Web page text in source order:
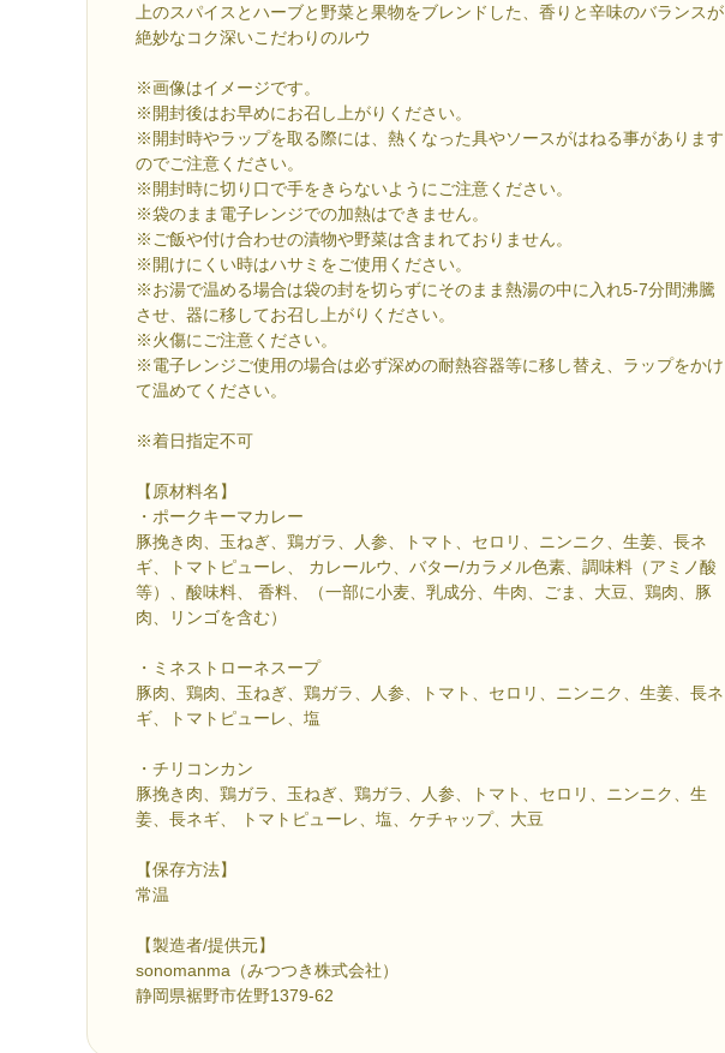
上のスパイスとハーブと野菜と果物をブレンドした、香りと辛味のバランスが
絶妙なコク深いこだわりのルウ
※画像はイメージです。
※開封後はお早めにお召し上がりください。
※開封時やラップを取る際には、熱くなった具やソースがはねる事があります
のでご注意ください。
※開封時に切り口で手をきらないようにご注意ください。
※袋のまま電子レンジでの加熱はできません。
※ご飯や付け合わせの漬物や野菜は含まれておりません。
※開けにくい時はハサミをご使用ください。
※お湯で温める場合は袋の封を切らずにそのまま熱湯の中に入れ5-7分間沸騰
させ、器に移してお召し上がりください。
※火傷にご注意ください。
※電子レンジご使用の場合は必ず深めの耐熱容器等に移し替え、ラップをかけ
て温めてください。
※着日指定不可
【原材料名】
・ポークキーマカレー
豚挽き肉、玉ねぎ、鶏ガラ、人参、トマト、セロリ、ニンニク、生姜、長ネ
ギ、トマトピューレ、 カレールウ、バター/カラメル色素、調味料（アミノ酸
等）、酸味料、 香料、（一部に小麦、乳成分、牛肉、ごま、大豆、鶏肉、豚
肉、リンゴを含む）
・ミネストローネスープ
豚肉、鶏肉、玉ねぎ、鶏ガラ、人参、トマト、セロリ、ニンニク、生姜、長ネ
ギ、トマトピューレ、塩
・チリコンカン
豚挽き肉、鶏ガラ、玉ねぎ、鶏ガラ、人参、トマト、セロリ、ニンニク、生
姜、長ネギ、 トマトピューレ、塩、ケチャップ、大豆
【保存方法】
常温
【製造者/提供元】
sonomanma（みつつき株式会社）
静岡県裾野市佐野1379-62